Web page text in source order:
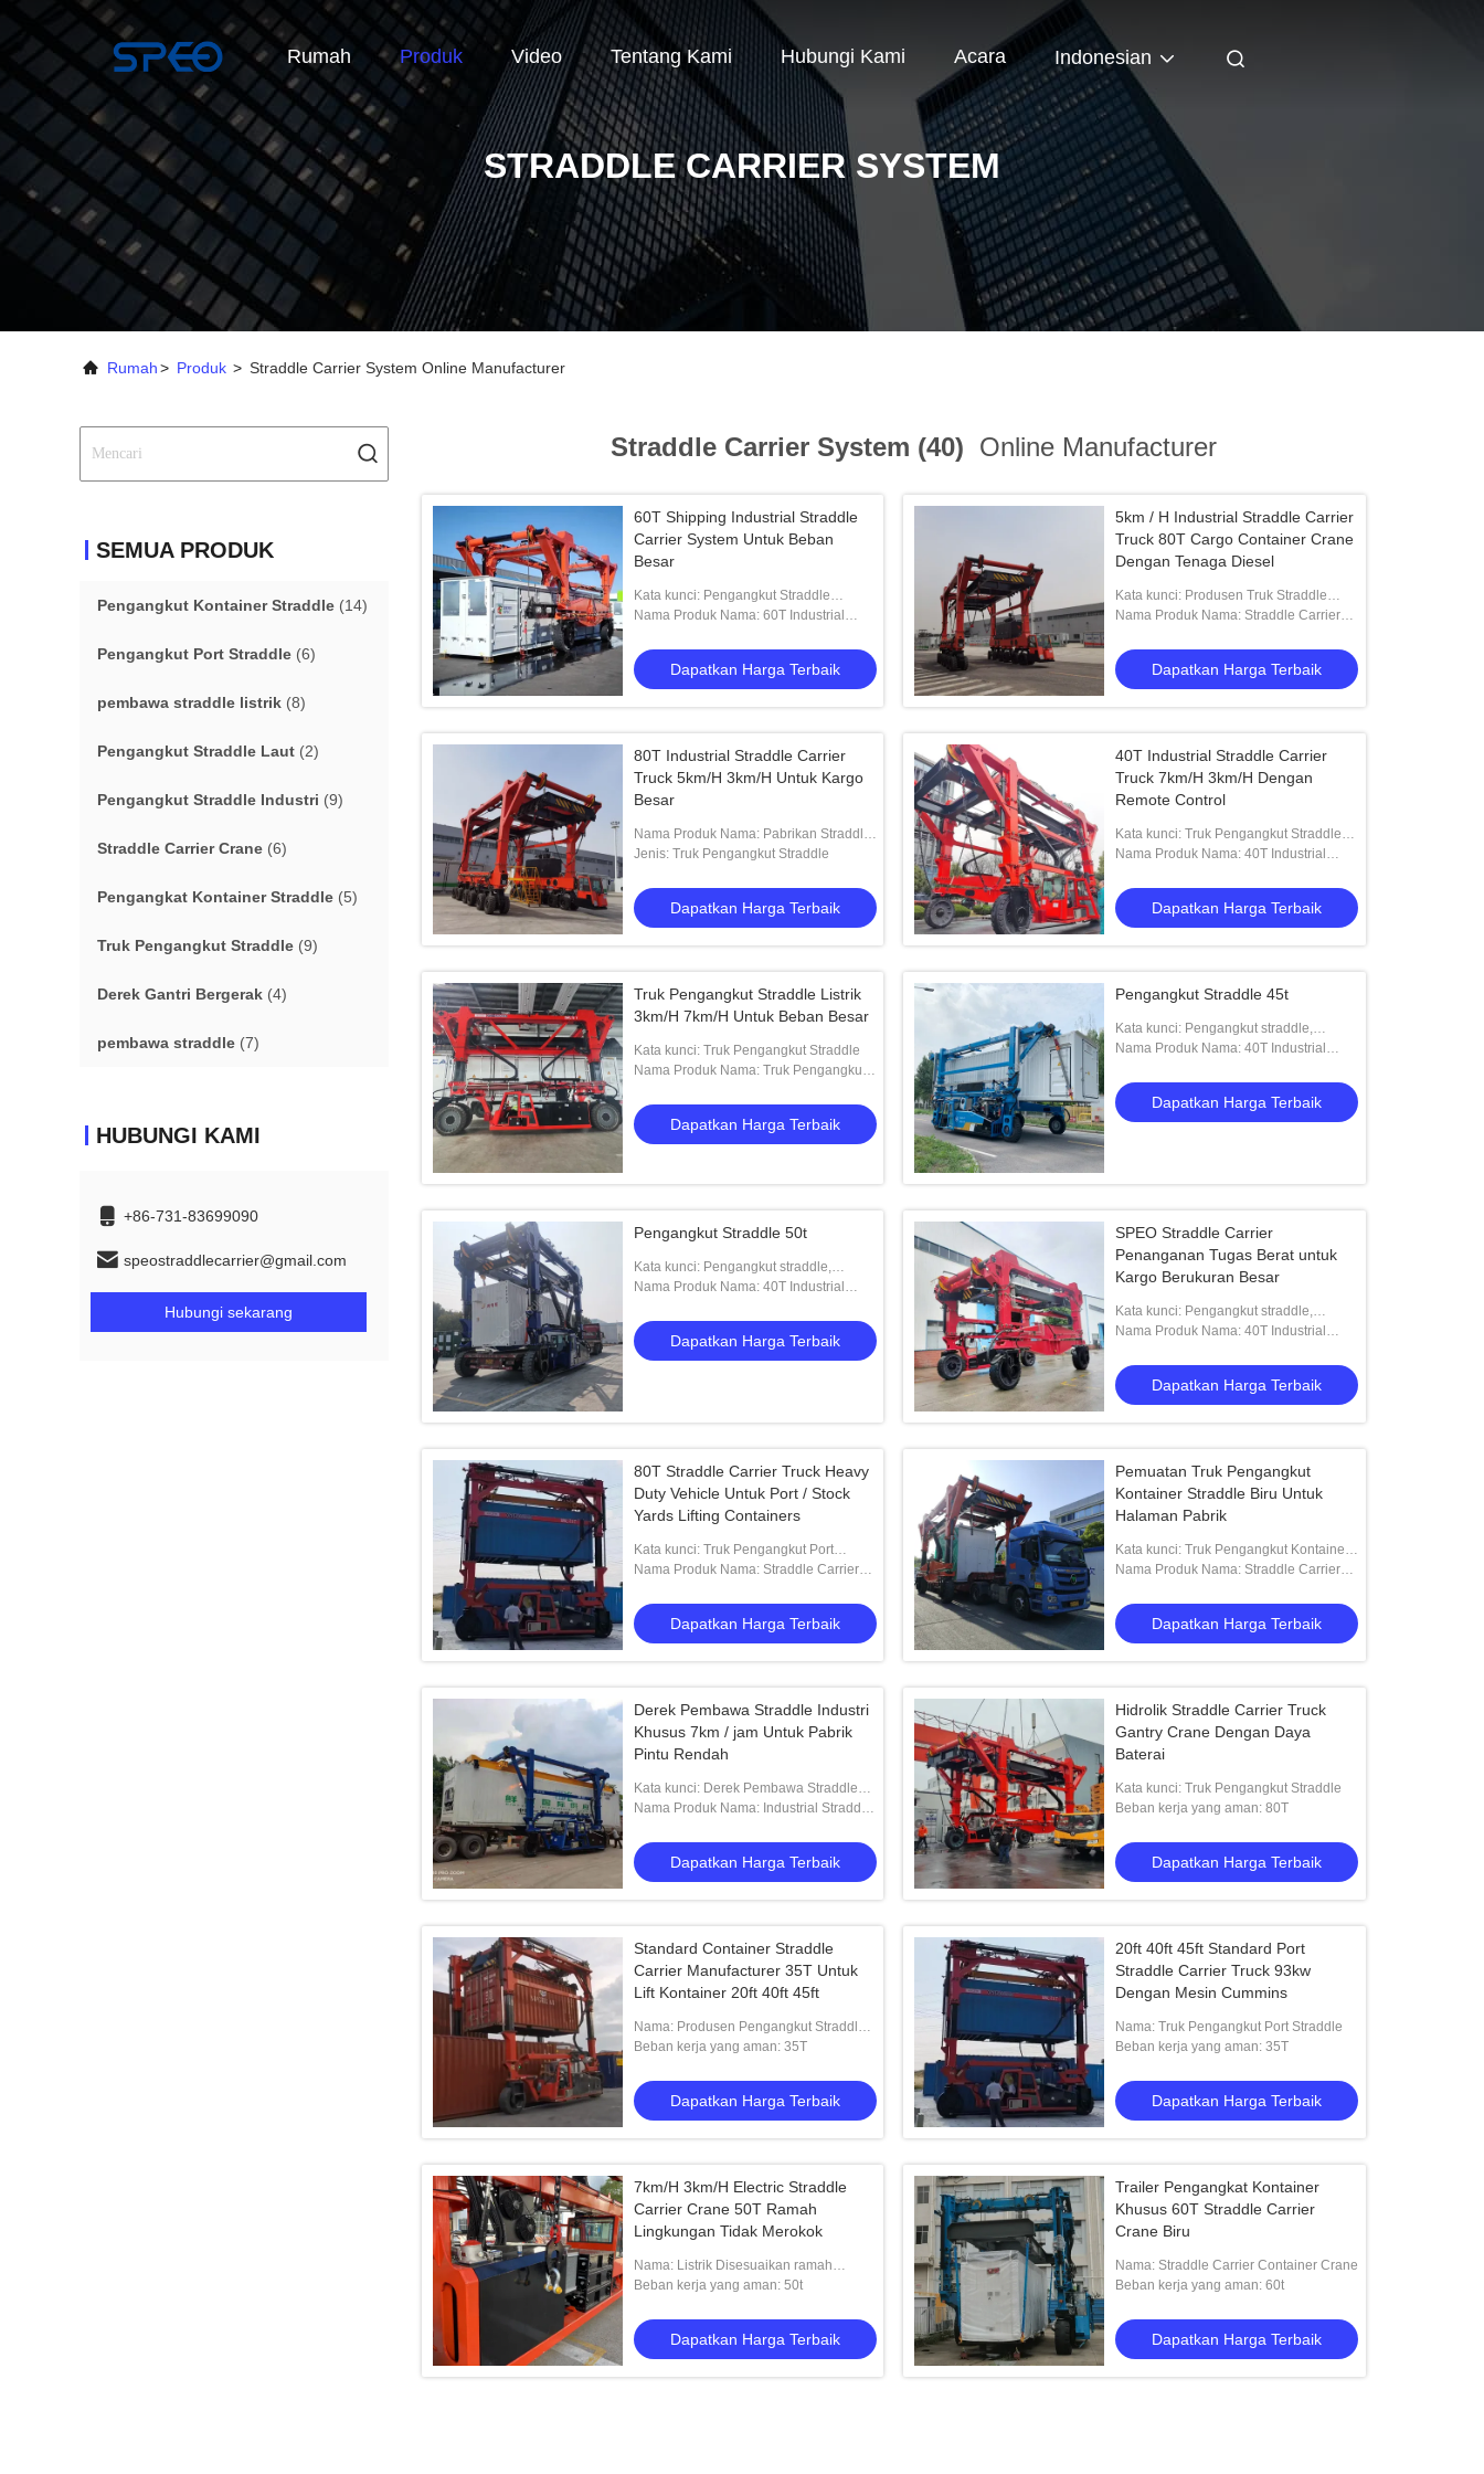
Rumah Produk Video Tentang Kami Hubungi Kami Acara Indonesian
STRADDLE CARRIER SYSTEM
Rumah> Produk > Straddle Carrier System Online Manufacturer
SEMUA PRODUK
Pengangkut Kontainer Straddle (14)
Pengangkut Port Straddle (6)
pembawa straddle listrik (8)
Pengangkut Straddle Laut (2)
Pengangkut Straddle Industri (9)
Straddle Carrier Crane (6)
Pengangkat Kontainer Straddle (5)
Truk Pengangkut Straddle (9)
Derek Gantri Bergerak (4)
pembawa straddle (7)
HUBUNGI KAMI
+86-731-83699090
speostraddlecarrier@gmail.com
Hubungi sekarang
Straddle Carrier System (40) Online Manufacturer
60T Shipping Industrial Straddle
Carrier System Untuk Beban
Besar
Kata kunci: Pengangkut Straddle
Industri
Nama Produk Nama: 60T Industrial
Dapatkan Harga Terbaik
5km / H Industrial Straddle Carrier
Truck 80T Cargo Container Crane
Dengan Tenaga Diesel
Kata kunci: Produsen Truk Straddle
Carrier
Nama Produk Nama: Straddle Carrier
muatan besar
Dapatkan Harga Terbaik
80T Industrial Straddle Carrier
Truck 5km/H 3km/H Untuk Kargo
Besar
Nama Produk Nama: Pabrikan Straddle
Carrier Industri
Jenis: Truk Pengangkut Straddle
Dapatkan Harga Terbaik
40T Industrial Straddle Carrier
Truck 7km/H 3km/H Dengan
Remote Control
Kata kunci: Truk Pengangkut Straddle
Industri
Nama Produk Nama: 40T Industrial
Dapatkan Harga Terbaik
Truk Pengangkut Straddle Listrik
3km/H 7km/H Untuk Beban Besar
Kata kunci: Truk Pengangkut Straddle
Nama Produk Nama: Truk Pengangkut
Dapatkan Harga Terbaik
Pengangkut Straddle 45t
Kata kunci: Pengangkut straddle,
pengangkut straddle kontainer, straddle
Nama Produk Nama: 40T Industrial
Dapatkan Harga Terbaik
Pengangkut Straddle 50t
Kata kunci: Pengangkut straddle,
pengangkut straddle kontainer, straddle
Nama Produk Nama: 40T Industrial
Dapatkan Harga Terbaik
SPEO Straddle Carrier
Penanganan Tugas Berat untuk
Kargo Berukuran Besar
Kata kunci: Pengangkut straddle,
pengangkut straddle kontainer, straddle
Nama Produk Nama: 40T Industrial
Dapatkan Harga Terbaik
80T Straddle Carrier Truck Heavy
Duty Vehicle Untuk Port / Stock
Yards Lifting Containers
Kata kunci: Truk Pengangkut Port
Straddle
Nama Produk Nama: Straddle Carrier
penyimpanan peti kemas pengangkat
Dapatkan Harga Terbaik
Pemuatan Truk Pengangkut
Kontainer Straddle Biru Untuk
Halaman Pabrik
Kata kunci: Truk Pengangkut Kontainer
Straddle
Nama Produk Nama: Straddle Carrier
pemuatan truk
Dapatkan Harga Terbaik
Derek Pembawa Straddle Industri
Khusus 7km / jam Untuk Pabrik
Pintu Rendah
Kata kunci: Derek Pembawa Straddle
Industri
Nama Produk Nama: Industrial Straddle
Dapatkan Harga Terbaik
Hidrolik Straddle Carrier Truck
Gantry Crane Dengan Daya
Baterai
Kata kunci: Truk Pengangkut Straddle
Beban kerja yang aman: 80T
Dapatkan Harga Terbaik
Standard Container Straddle
Carrier Manufacturer 35T Untuk
Lift Kontainer 20ft 40ft 45ft
Nama: Produsen Pengangkut Straddle
Kontainer
Beban kerja yang aman: 35T
Dapatkan Harga Terbaik
20ft 40ft 45ft Standard Port
Straddle Carrier Truck 93kw
Dengan Mesin Cummins
Nama: Truk Pengangkut Port Straddle
Beban kerja yang aman: 35T
Dapatkan Harga Terbaik
7km/H 3km/H Electric Straddle
Carrier Crane 50T Ramah
Lingkungan Tidak Merokok
Nama: Listrik Disesuaikan ramah
lingkungan tidak merokok Straddle
Beban kerja yang aman: 50t
Dapatkan Harga Terbaik
Trailer Pengangkat Kontainer
Khusus 60T Straddle Carrier
Crane Biru
Nama: Straddle Carrier Container Crane
Beban kerja yang aman: 60t
Dapatkan Harga Terbaik